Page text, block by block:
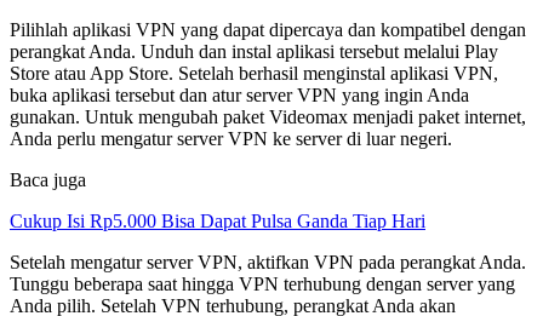
Pilihlah aplikasi VPN yang dapat dipercaya dan kompatibel dengan
perangkat Anda. Unduh dan instal aplikasi tersebut melalui Play
Store atau App Store. Setelah berhasil menginstal aplikasi VPN,
buka aplikasi tersebut dan atur server VPN yang ingin Anda
gunakan. Untuk mengubah paket Videomax menjadi paket internet,
Anda perlu mengatur server VPN ke server di luar negeri.
Baca juga
Cukup Isi Rp5.000 Bisa Dapat Pulsa Ganda Tiap Hari
Setelah mengatur server VPN, aktifkan VPN pada perangkat Anda.
Tunggu beberapa saat hingga VPN terhubung dengan server yang
Anda pilih. Setelah VPN terhubung, perangkat Anda akan